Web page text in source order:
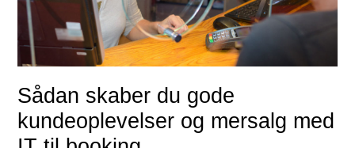
Sådan skaber du gode
kundeoplevelser og mersalg med